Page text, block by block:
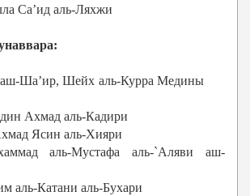
Са’ид аль-Ляхжи
аш-Ша’ир, Шейх аль-Курра Медины
Ахмад аль-Кадири
Ясин аль-Хияри
аль-Мустафа аль-`Аляви аш-
аль-Катани аль-Бухари